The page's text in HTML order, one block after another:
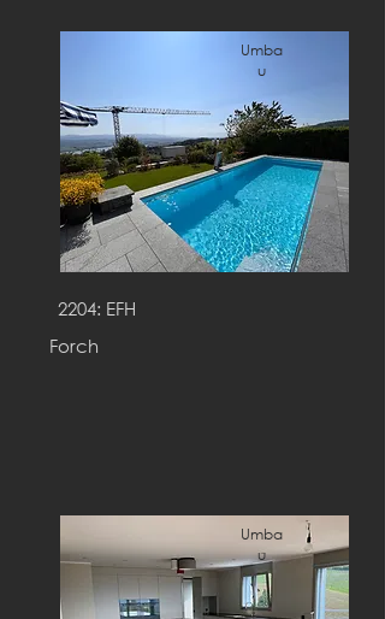
Umba
u
2204: EFH
Forch
Umba
u